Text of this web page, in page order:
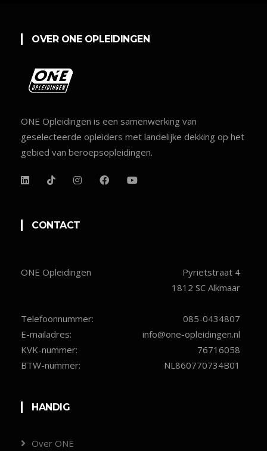
OVER ONE OPLEIDINGEN
ONE Opleidingen is een samenwerking van
geselecteerde opleiders met landelijke dekking op het
gebied van beroepsopleidingen.
CONTACT
ONE Opleidingen
Pyrietstraat 4
1812 SC Alkmaar
Telefoonnummer:
085-0434807
E-mailadres:
info@one-opleidingen.nl
KVK-nummer:
76716058
BTW-nummer:
NL860770734B01
HANDIG
Over ONE